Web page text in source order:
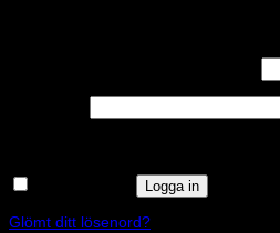
Logga in
Glömt ditt lösenord?